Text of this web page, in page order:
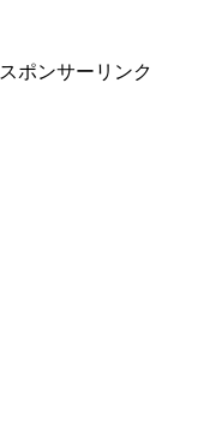
スポンサーリンク